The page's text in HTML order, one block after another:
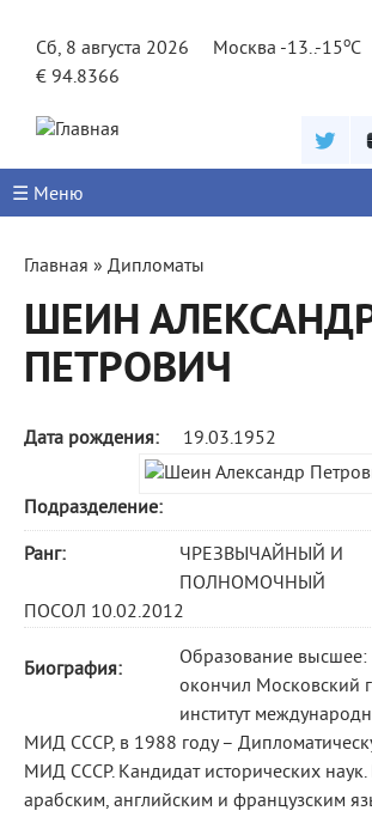
Сб, 8 августа 2026
Москва -13..-15oC
€ 94.8366
☰ Меню
Вы
здесь
Главная » Дипломаты
ШЕИН
ПЕТРОВИЧ
Дата рождения: 19.03.1952
Подразделение:
Ранг:
ЧРЕЗВЫЧАЙНЫЙ И
ПОЛНОМОЧНЫЙ
ПОСОЛ 10.02.2012
Биография:
Образование высшее:
окончил Московский
институт
МИД СССР, в 1988 году –
МИД СССР. Кандидат исторических наук.
арабским, английским и французским